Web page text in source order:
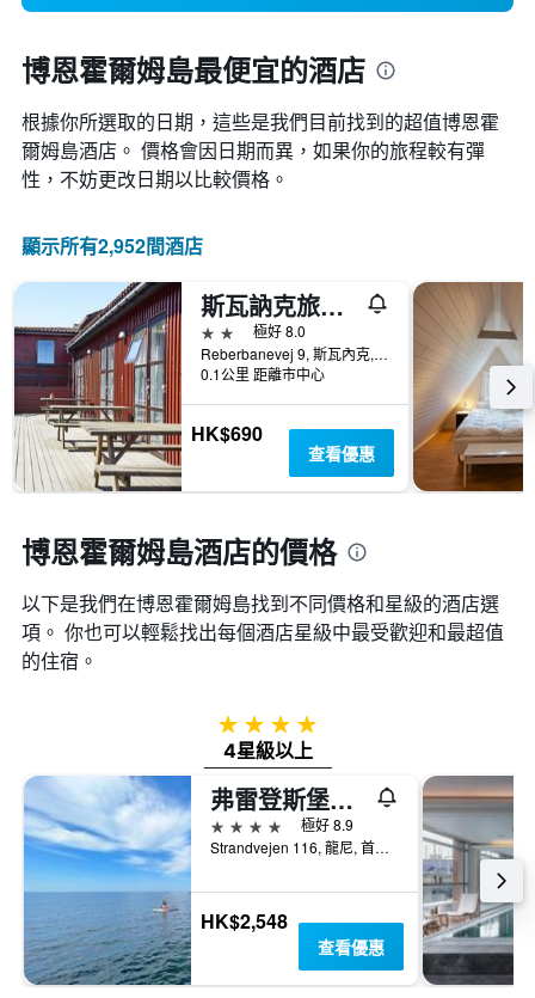
博恩霍爾姆島最便宜的酒店
根據你所選取的日期，這些是我們目前找到的超值博恩霍
爾姆島​酒店。 價格會因日期而異，如果你的旅程較有彈
性，不妨更改日期以比較價格。
顯示所有2,952間酒店
斯瓦訥克旅館飯店
2星級
極好 8.0
Reberbanevej 9, 斯瓦內克, 首都大區, 丹麥
0.1公里 距離市中心
HK$690
查看優惠
博恩霍爾姆島酒店的價格
以下是我們在博恩霍爾姆島找到不同價格和星級的酒店選
項。 你也可以輕鬆找出每個酒店星級中最受歡迎和最超值
的住宿。
4星級
4星級以上
弗雷登斯堡飯店
4星級
極好 8.9
Strandvejen 116, 龍尼, 首都大區, 丹麥
HK$2,548
查看優惠